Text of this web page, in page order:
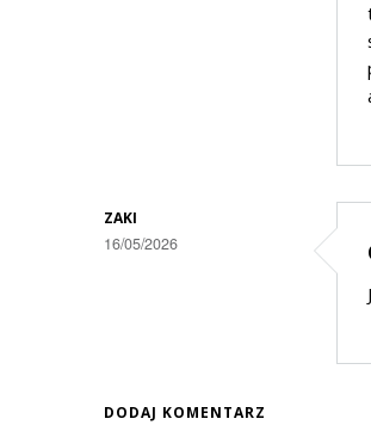
ZAKI
16/05/2026
DODAJ KOMENTARZ